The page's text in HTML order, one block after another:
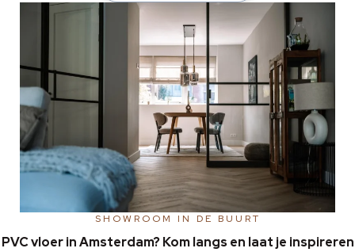
SHOWROOM IN DE BUURT
PVC vloer in Amsterdam? Kom langs en laat je inspireren